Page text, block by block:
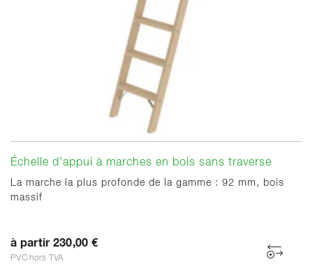
Échelle d’appui à marches en bois sans traverse
La marche la plus profonde de la gamme : 92 mm, bois
massif
à partir 230,00 €
PVC hors TVA